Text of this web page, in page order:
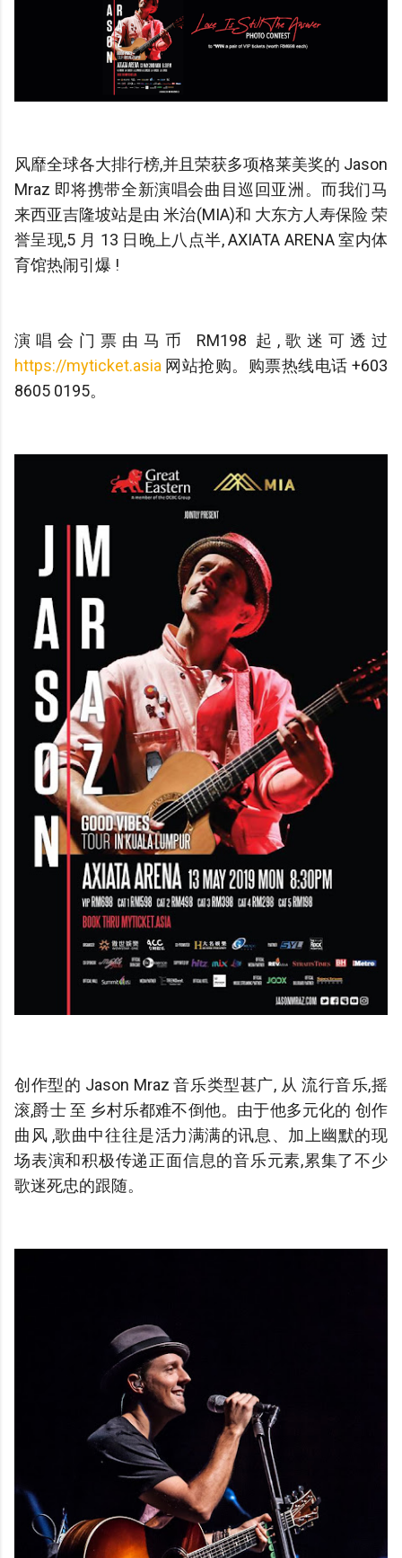
风靡全球各大排行榜,并且荣获多项格莱美奖的 Jason
Mraz 即将携带全新演唱会曲目巡回亚洲。而我们马
来西亚吉隆坡站是由 米治(MIA)和 大东方人寿保险 荣
誉呈现,5 月 13 日晚上八点半, AXIATA ARENA 室内体
育馆热闹引爆 !
演唱会门票由马币 RM198 起,歌迷可透过
https://myticket.asia 网站抢购。购票热线电话 +603
8605 0195。
创作型的 Jason Mraz 音乐类型甚广, 从 流行音乐,摇
滚,爵士 至 乡村乐都难不倒他。由于他多元化的 创作
曲风 ,歌曲中往往是活力满满的讯息、加上幽默的现
场表演和积极传递正面信息的音乐元素,累集了不少
歌迷死忠的跟随。